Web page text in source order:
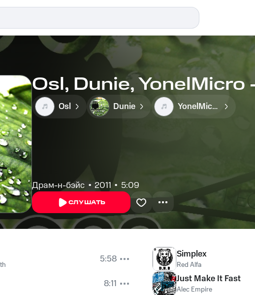
Osl, Dunie, YonelMicro
Osl Dunie YonelMicro
Драм-н-бэйс 2011 5:09
СЛУШАТЬ
5:58
8:11
Simplex
Red Alfa
Just Make It Fast
Alec Empire